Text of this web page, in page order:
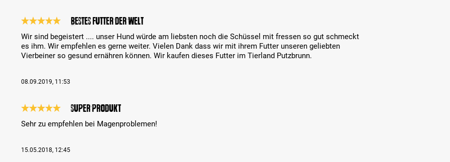
Bestes Futter der Welt
Wir sind begeistert .... unser Hund würde am liebsten noch die Schüssel mit fressen so gut schmeckt
es ihm. Wir empfehlen es gerne weiter. Vielen Dank dass wir mit ihrem Futter unseren geliebten
Vierbeiner so gesund ernähren können. Wir kaufen dieses Futter im Tierland Putzbrunn.
08.09.2019, 11:53
Super Produkt
Sehr zu empfehlen bei Magenproblemen!
15.05.2018, 12:45